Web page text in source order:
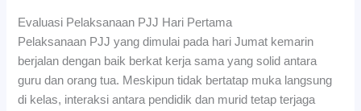
Evaluasi Pelaksanaan PJJ Hari Pertama
Pelaksanaan PJJ yang dimulai pada hari Jumat kemarin
berjalan dengan baik berkat kerja sama yang solid antara
guru dan orang tua. Meskipun tidak bertatap muka langsung
di kelas, interaksi antara pendidik dan murid tetap terjaga